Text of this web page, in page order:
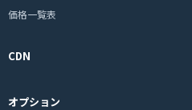
価格一覧表
CDN
オプション